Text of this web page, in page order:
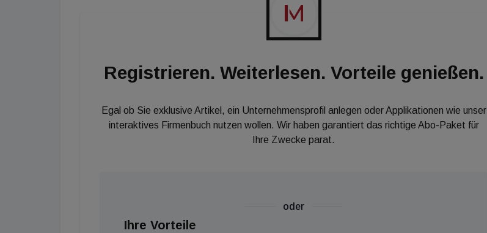
Registrieren. Weiterlesen. Vorteile genießen.
Egal ob Sie exklusive Artikel, ein Unternehmensprofil anlegen oder Applikationen wie unser
interaktives Firmenbuch nutzen wollen. Wir haben garantiert das richtige Abo-Paket für
Ihre Zwecke parat.
oder
Ihre Vorteile